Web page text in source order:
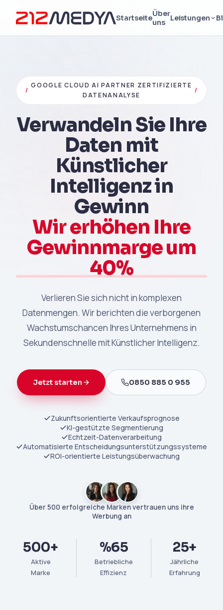
StartseiteÜber
uns
Leistungen
/
GOOGLE CLOUD AI PARTNER ZERTIFIZIERTE
DATENANALYSE
/
Verwandeln Sie Ihre
Daten mit
Künstlicher
Intelligenz in
Gewinn
Wir erhöhen Ihre
Gewinnmarge um
40%
Verlieren Sie sich nicht in komplexen
Datenmengen. Wir berichten die verborgenen
Wachstumschancen Ihres Unternehmens in
Sekundenschnelle mit Künstlicher Intelligenz.
Jetzt starten 0850 885 0 955
Zukunftsorientierte Verkaufsprognose
KI-gestützte Segmentierung
Echtzeit-Datenverarbeitung
Automatisierte Entscheidungsunterstützungssysteme
ROI-orientierte Leistungsüberwachung
Über 500 erfolgreiche Marken vertrauen uns ihre
Werbung an
500+
Aktive
Marke
%65
Betriebliche
Effizienz
25+
Jährliche
Erfahrung